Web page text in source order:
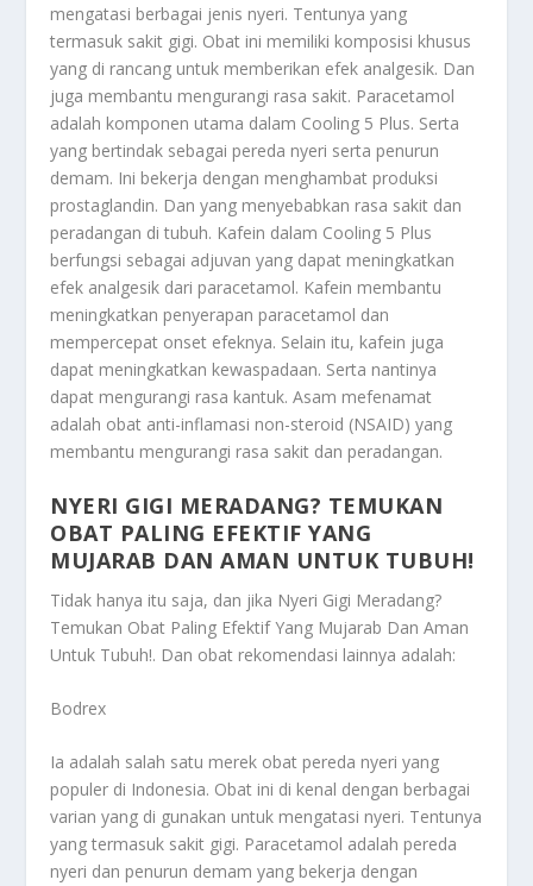
mengatasi berbagai jenis nyeri. Tentunya yang
termasuk sakit gigi. Obat ini memiliki komposisi khusus
yang di rancang untuk memberikan efek analgesik. Dan
juga membantu mengurangi rasa sakit. Paracetamol
adalah komponen utama dalam Cooling 5 Plus. Serta
yang bertindak sebagai pereda nyeri serta penurun
demam. Ini bekerja dengan menghambat produksi
prostaglandin. Dan yang menyebabkan rasa sakit dan
peradangan di tubuh. Kafein dalam Cooling 5 Plus
berfungsi sebagai adjuvan yang dapat meningkatkan
efek analgesik dari paracetamol. Kafein membantu
meningkatkan penyerapan paracetamol dan
mempercepat onset efeknya. Selain itu, kafein juga
dapat meningkatkan kewaspadaan. Serta nantinya
dapat mengurangi rasa kantuk. Asam mefenamat
adalah obat anti-inflamasi non-steroid (NSAID) yang
membantu mengurangi rasa sakit dan peradangan.
NYERI GIGI MERADANG? TEMUKAN
OBAT PALING EFEKTIF YANG
MUJARAB DAN AMAN UNTUK TUBUH!
Tidak hanya itu saja, dan jika Nyeri Gigi Meradang?
Temukan Obat Paling Efektif Yang Mujarab Dan Aman
Untuk Tubuh!. Dan obat rekomendasi lainnya adalah:
Bodrex
Ia adalah salah satu merek obat pereda nyeri yang
populer di Indonesia. Obat ini di kenal dengan berbagai
varian yang di gunakan untuk mengatasi nyeri. Tentunya
yang termasuk sakit gigi. Paracetamol adalah pereda
nyeri dan penurun demam yang bekerja dengan